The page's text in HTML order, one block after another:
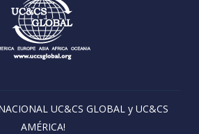
UC&CS GLOBAL y UC&CS
AMÉRICA!